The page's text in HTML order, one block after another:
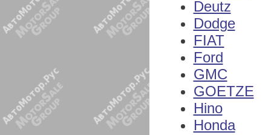
Deutz
Dodge
FIAT
Ford
GMC
GOETZE
Hino
Honda